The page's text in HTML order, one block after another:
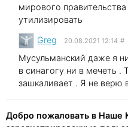
мирового
утилизировать
Greg 20.08.2021 12:14 #
Мусульманский даже я
в синагогу ни в мечеть .
зашкаливает . Я не верю
Добро пожаловать в Наше